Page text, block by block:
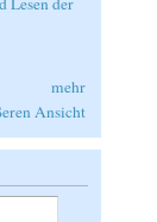
mehr
Ansicht